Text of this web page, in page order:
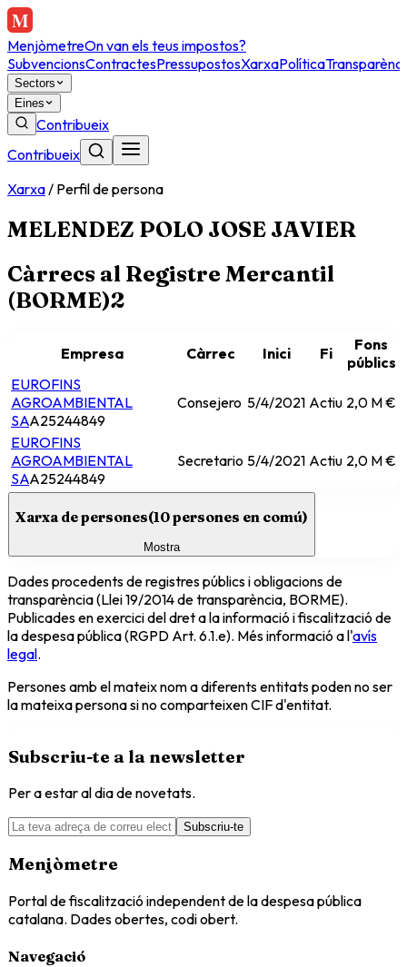
MenjòmetreOn van els teus impostos?
SubvencionsContractesPressupostosXarxaPolítica
Sectors
Eines
Contribueix
Contribueix
Xarxa/ Perfil de persona
MELENDEZ POLO JOSE JAVIER
Càrrecs al Registre Mercantil
(BORME)2
Empresa Càrrec Inici Fi
Fons
públics
EUROFINS
AGROAMBIENTAL
SAA25244849
Consejero 5/4/2021 Actiu 2,0 M €
EUROFINS
AGROAMBIENTAL
SAA25244849
Secretario 5/4/2021 Actiu 2,0 M €
Xarxa de persones(10persones en comú)
Mostra
Dades procedents de registres públics i obligacions de
transparència (Llei 19/2014 de transparència, BORME).
Publicades en exercici del dret a la informació i fiscalització de
la despesa pública (RGPD Art. 6.1.e). Més informació a l'avís
legal.
Persones amb el mateix nom a diferents entitats poden no ser
la mateixa persona si no comparteixen CIF d'entitat.
Subscriu-te a la newsletter
Per a estar al dia de novetats.
Subscriu-te
Menjòmetre
Portal de fiscalització independent de la despesa pública
catalana. Dades obertes, codi obert.
Navegació